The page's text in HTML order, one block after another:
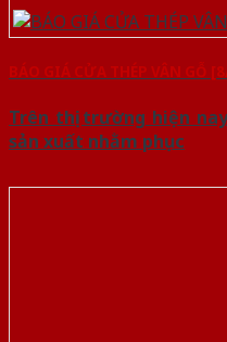
BÁO GIÁ CỬA THÉP VÂN GỖ
Trên thị trường hiện
sản xuất nhằm phục